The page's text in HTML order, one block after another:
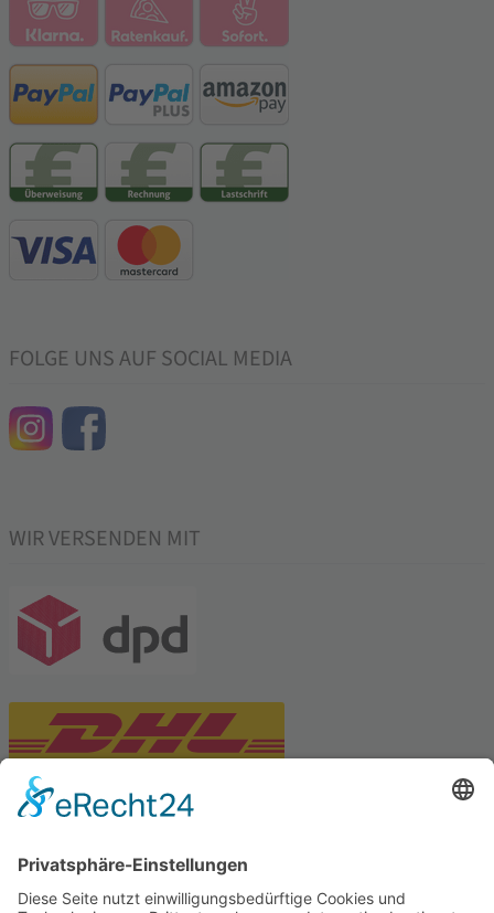
FOLGE UNS AUF SOCIAL MEDIA
WIR VERSENDEN MIT
Tekal – Textile Lebensqualität